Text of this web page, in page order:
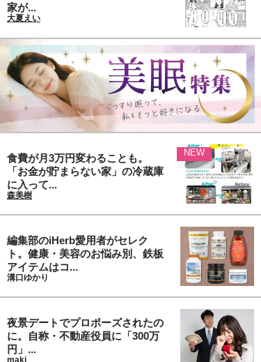
家が...
大夏えい
食費が月3万円変わることも。
「お金が貯まらない家」の冷蔵庫
に入って...
森美樹
NEW
編集部のiHerb愛用者がセレク
ト。健康・美容のお悩み別、鉄板
アイテムはコ...
溝口ゆかり
夜景デートでプロポーズされたの
に。自称・不動産役員に「300万
円」...
maki